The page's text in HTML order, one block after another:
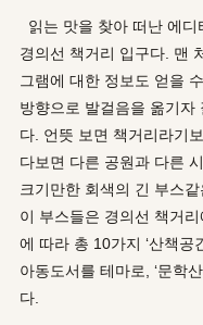
읽는 맛을 찾아 떠난 에디
경의선 책거리 입구다. 맨
그램에 대한 정보도 얻을
방향으로 발걸음을 옮기자
다. 언뜻 보면 책거리라기
다보면 다른 공원과 다른
크기만한 회색의 긴 부스
이 부스들은 경의선 책거
에 따라 총 10가지 ‘산책공
아동도서를 테마로, ‘문학
다.